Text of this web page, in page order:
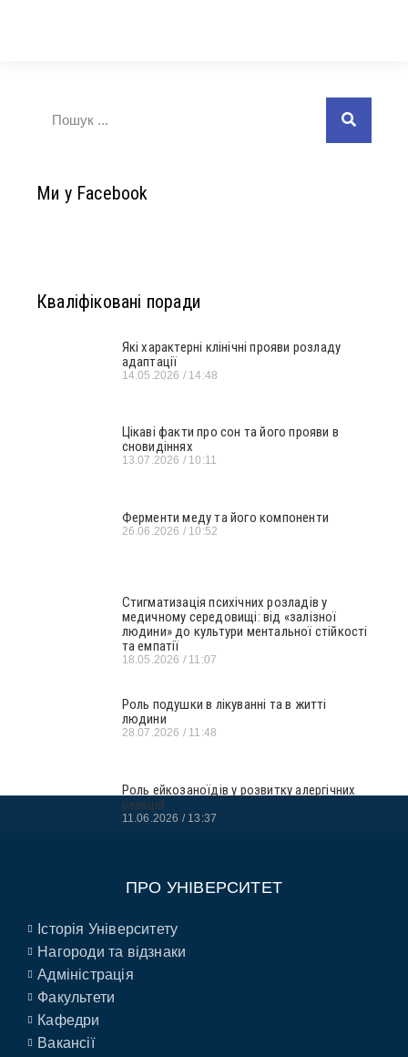
Ми у Facebook
Кваліфіковані поради
Які характерні клінічні прояви розладу
адаптації
14.05.2026 14:48
Цікаві факти про сон та його прояви в
сновидіннях
13.07.2026 10:11
Ферменти меду та його компоненти
26.06.2026 10:52
Стигматизація психічних розладів у
медичному середовищі: від «залізної
людини» до культури ментальної стійкості
та емпатії
18.05.2026 11:07
Роль подушки в лікуванні та в житті
людини
28.07.2026 11:48
Роль ейкозаноїдів у розвитку алергічних
реакцій
11.06.2026 13:37
ПРО УНІВЕРСИТЕТ
Історія Університету
Нагороди та відзнаки
Адміністрація
Факультети
Кафедри
Вакансії